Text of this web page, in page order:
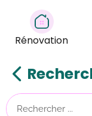
Rénovation